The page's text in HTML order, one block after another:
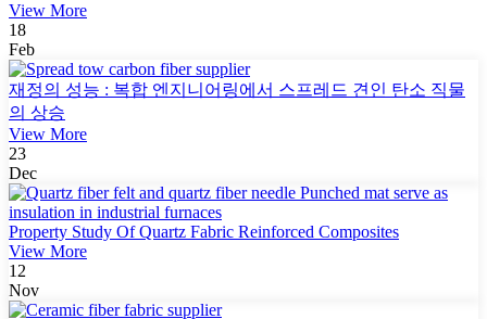
View More
18
Feb
재정의 성능 : 복합 엔지니어링에서 스프레드 견인 탄소 직물
의 상승
View More
23
Dec
Property Study Of Quartz Fabric Reinforced Composites
View More
12
Nov